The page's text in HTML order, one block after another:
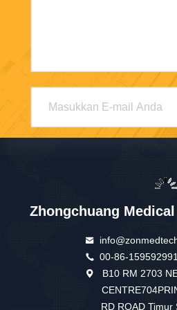
Zhongchuang
00-86-
B10 RM 2703
RD ROAD Timur